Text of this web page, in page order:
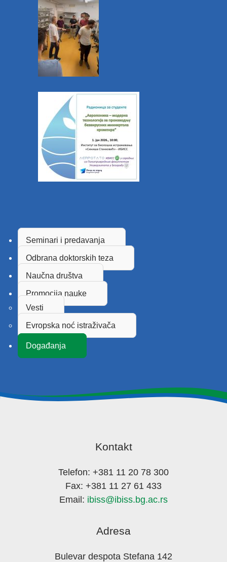
Seminari i predavanja
Odbrana doktorskih teza
Naučna društva
Promocija nauke
Vesti
Evropska noć istraživača
Događanja
Kontakt
Telefon: +381 11 20 78 300
Fax: +381 11 27 61 433
Email: ibiss@ibiss.bg.ac.rs
Adresa
Bulevar despota Stefana 142